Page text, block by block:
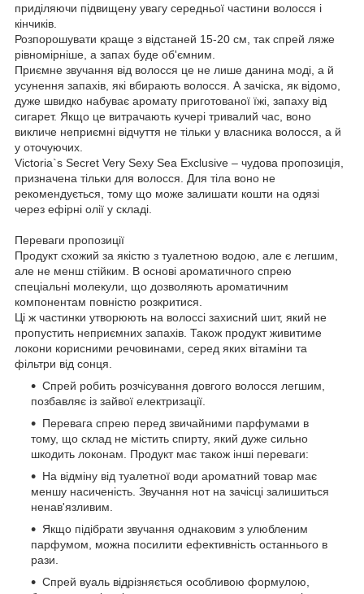
приділяючи підвищену увагу середньої частини волосся і
кінчиків.
Розпорошувати краще з відстаней 15-20 см, так спрей ляже
рівномірніше, а запах буде об'ємним.
Приємне звучання від волосся це не лише данина моді, а й
усунення запахів, які вбирають волосся. А зачіска, як відомо,
дуже швидко набуває аромату приготованої їжі, запаху від
сигарет. Якщо це витрачають кучері тривалий час, воно
викличе неприємні відчуття не тільки у власника волосся, а й
у оточуючих.
Victoria`s Secret Very Sexy Sea Exclusive – чудова пропозиція,
призначена тільки для волосся. Для тіла воно не
рекомендується, тому що може залишати кошти на одязі
через ефірні олії у складі.
Переваги пропозиції
Продукт схожий за якістю з туалетною водою, але є легшим,
але не менш стійким. В основі ароматичного спрею
спеціальні молекули, що дозволяють ароматичним
компонентам повністю розкритися.
Ці ж частинки утворюють на волоссі захисний шит, який не
пропустить неприємних запахів. Також продукт живитиме
локони корисними речовинами, серед яких вітаміни та
фільтри від сонця.
Спрей робить розчісування довгого волосся легшим,
позбавляє із зайвої електризації.
Перевага спрею перед звичайними парфумами в
тому, що склад не містить спирту, який дуже сильно
шкодить локонам. Продукт має також інші переваги:
На відміну від туалетної води ароматний товар має
меншу насиченість. Звучання нот на зачісці залишиться
ненав'язливим.
Якщо підібрати звучання однаковим з улюбленим
парфумом, можна посилити ефективність останнього в
рази.
Спрей вуаль відрізняється особливою формулою,